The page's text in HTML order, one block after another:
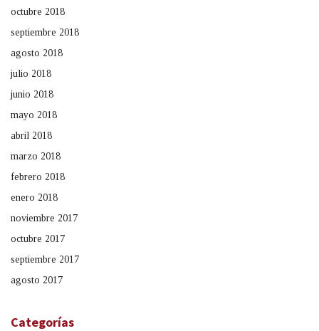
octubre 2018
septiembre 2018
agosto 2018
julio 2018
junio 2018
mayo 2018
abril 2018
marzo 2018
febrero 2018
enero 2018
noviembre 2017
octubre 2017
septiembre 2017
agosto 2017
Categorías